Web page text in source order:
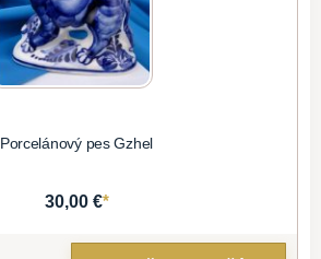
Porcelánový pes Gzhel
30,00 €*